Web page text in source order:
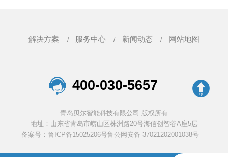
解决方案 服务中心 新闻动态 网站地图
400-030-5657
青岛贝尔智能科技有限公司 版权所有
地址：山东省青岛市崂山区株洲路20号海信创智谷A座5层
备案号：鲁ICP备15025206号鲁公网安备 37021202001038号